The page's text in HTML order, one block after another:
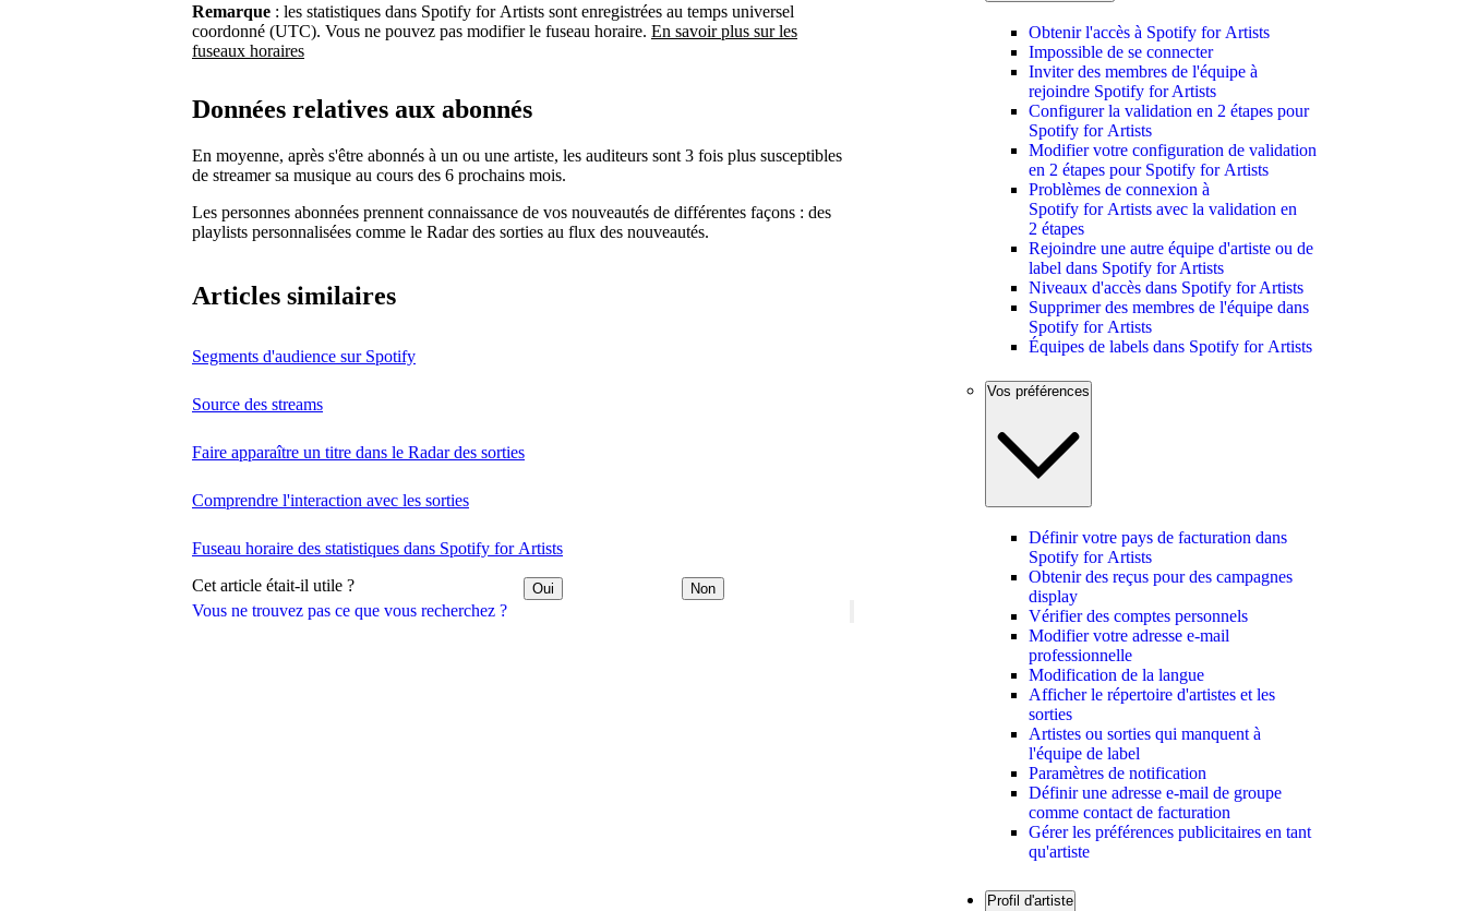
Vous ne trouvez pas ce que vous recherchez ?
Remarque : les statistiques dans Spotify for Artists sont enregistrées au temps universel
coordonné (UTC). Vous ne pouvez pas modifier le fuseau horaire. En savoir plus sur les
fuseaux horaires
Données relatives aux abonnés
En moyenne, après s'être abonnés à un ou une artiste, les auditeurs sont 3 fois plus susceptibles
de streamer sa musique au cours des 6 prochains mois.
Les personnes abonnées prennent connaissance de vos nouveautés de différentes façons : des
playlists personnalisées comme le Radar des sorties au flux des nouveautés.
Articles similaires
Segments d'audience sur Spotify
Source des streams
Faire apparaître un titre dans le Radar des sorties
Comprendre l'interaction avec les sorties
Fuseau horaire des statistiques dans Spotify for Artists
Cet article était-il utile ? Oui Non
Obtenir l'accès à Spotify for Artists
Impossible de se connecter
Inviter des membres de l'équipe à
rejoindre Spotify for Artists
Configurer la validation en 2 étapes pour
Spotify for Artists
Modifier votre configuration de validation
en 2 étapes pour Spotify for Artists
Problèmes de connexion à
Spotify for Artists avec la validation en
2 étapes
Rejoindre une autre équipe d'artiste ou de
label dans Spotify for Artists
Niveaux d'accès dans Spotify for Artists
Supprimer des membres de l'équipe dans
Spotify for Artists
Équipes de labels dans Spotify for Artists
Vos préférences
Définir votre pays de facturation dans
Spotify for Artists
Obtenir des reçus pour des campagnes
display
Vérifier des comptes personnels
Modifier votre adresse e-mail
professionnelle
Modification de la langue
Afficher le répertoire d'artistes et les
sorties
Artistes ou sorties qui manquent à
l'équipe de label
Paramètres de notification
Définir une adresse e-mail de groupe
comme contact de facturation
Gérer les préférences publicitaires en tant
qu'artiste
Profil d'artiste